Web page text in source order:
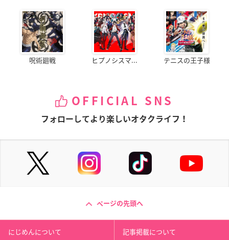
呪術廻戦 ヒプノシスマ... テニスの王子様
OFFICIAL SNS
フォローしてより楽しいオタクライフ！
ページの先頭へ
にじめんについて 記事掲載について